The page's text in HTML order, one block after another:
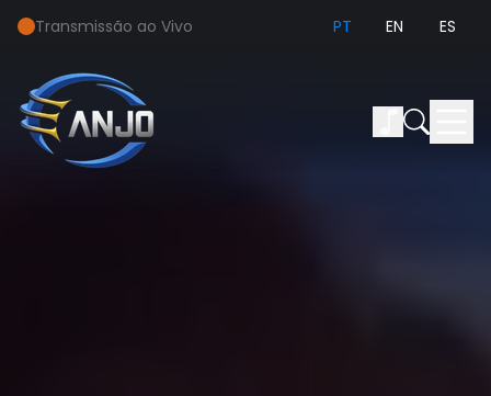
Transmissão ao Vivo PT EN ES